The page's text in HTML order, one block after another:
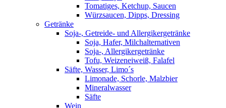
Tomatiges, Ketchup, Saucen
Würzsaucen, Dipps, Dressing
Getränke
Soja-, Getreide- und Allergikergetränke
Soja, Hafer, Milchalternativen
Soja-, Allergikergetränke
Tofu, Weizeneiweiß, Falafel
Säfte, Wasser, Limo´s
Limonade, Schorle, Malzbier
Mineralwasser
Säfte
Wein